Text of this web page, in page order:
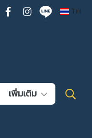
TH
เพิ่มเติม